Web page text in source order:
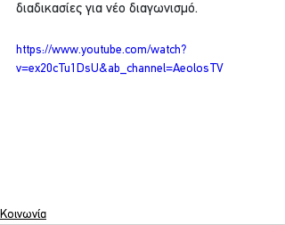
διαδικασίες για νέο διαγωνισμό.
https://www.youtube.com/watch?
v=ex20cTu1DsU&ab_channel=AeolosTV
Κοινωνία